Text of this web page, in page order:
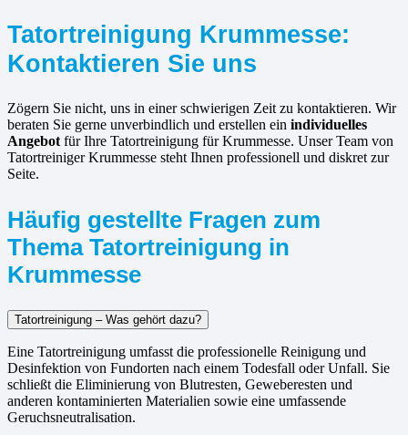
Tatortreinigung Krummesse:
Kontaktieren Sie uns
Zögern Sie nicht, uns in einer schwierigen Zeit zu kontaktieren. Wir
beraten Sie gerne unverbindlich und erstellen ein individuelles
Angebot für Ihre Tatortreinigung für Krummesse. Unser Team von
Tatortreiniger Krummesse steht Ihnen professionell und diskret zur
Seite.
Häufig gestellte Fragen zum
Thema Tatortreinigung in
Krummesse
Tatortreinigung – Was gehört dazu?
Eine Tatortreinigung umfasst die professionelle Reinigung und
Desinfektion von Fundorten nach einem Todesfall oder Unfall. Sie
schließt die Eliminierung von Blutresten, Geweberesten und
anderen kontaminierten Materialien sowie eine umfassende
Geruchsneutralisation.